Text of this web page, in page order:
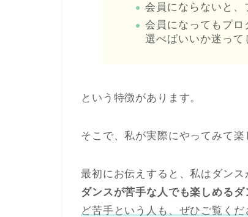
会員にならないと
会員になってもプ
選べばいいか迷って
という特徴があります。
そこで、私が実際にやってみて
最初にお伝えすると、私はダンス
ダンスが苦手な人でも楽しめる
ど苦手という人も、ぜひご覧くだ